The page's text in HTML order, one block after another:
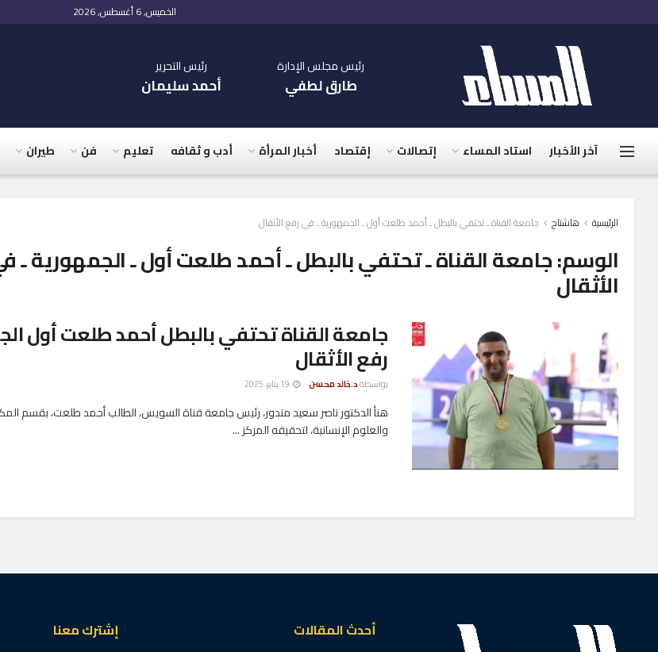
الخميس, 6 أغسطس, 2026
رئيس مجلس الإدارة
طارق لطفي
رئيس التحرير
أحمد سليمان
آخر الأخبار استاد المساء إتصالات إقتصاد أخبار المرأة أدب و ثقافه تعليم فن طيران
الرئيسية هاشتاج جامعة القناة ـ تحتفي بالبطل ـ أحمد طلعت أول ـ الجمهورية ـ في رفع الأثقال
الوسم:جامعة القناة ـ تحتفي بالبطل ـ أحمد طلعت أول ـ الجمهورية ـ
الأثقال
جامعة القناة تحتفي بالبطل أحمد طلعت أول
رفع الأثقال
بواسطةد.خالد محسن
هنأ الدكتور ناصر سعيد مندور، رئيس جامعة قناة السويس، الطالب أحمد طلعت، بقسم
والعلوم الإنسانية، لتحقيقه المركز ...
أحدث المقالات
إشترك معنا